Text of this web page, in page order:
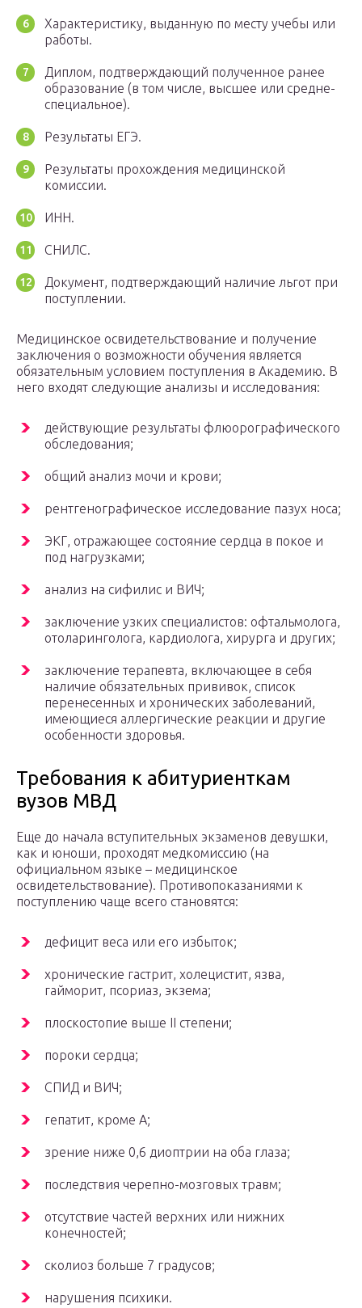
Характеристику, выданную по месту учебы или
работы.
Диплом, подтверждающий полученное ранее
образование (в том числе, высшее или средне-
специальное).
Результаты ЕГЭ.
Результаты прохождения медицинской
комиссии.
ИНН.
СНИЛС.
Документ, подтверждающий наличие льгот при
поступлении.
Медицинское освидетельствование и получение
заключения о возможности обучения является
обязательным условием поступления в Академию. В
него входят следующие анализы и исследования:
действующие результаты флюорографического
обследования;
общий анализ мочи и крови;
рентгенографическое исследование пазух носа;
ЭКГ, отражающее состояние сердца в покое и
под нагрузками;
анализ на сифилис и ВИЧ;
заключение узких специалистов: офтальмолога,
отоларинголога, кардиолога, хирурга и других;
заключение терапевта, включающее в себя
наличие обязательных прививок, список
перенесенных и хронических заболеваний,
имеющиеся аллергические реакции и другие
особенности здоровья.
Требования к абитуриенткам
вузов МВД
Еще до начала вступительных экзаменов девушки,
как и юноши, проходят медкомиссию (на
официальном языке – медицинское
освидетельствование). Противопоказаниями к
поступлению чаще всего становятся:
дефицит веса или его избыток;
хронические гастрит, холецистит, язва,
гайморит, псориаз, экзема;
плоскостопие выше II степени;
пороки сердца;
СПИД и ВИЧ;
гепатит, кроме А;
зрение ниже 0,6 диоптрии на оба глаза;
последствия черепно-мозговых травм;
отсутствие частей верхних или нижних
конечностей;
сколиоз больше 7 градусов;
нарушения психики.